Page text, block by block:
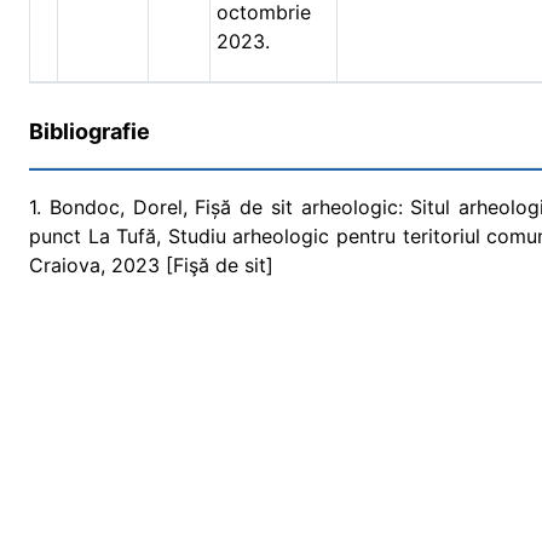
octombrie
2023.
Bibliografie
1. Bondoc, Dorel, Fișă de sit arheologic: Situl
punct La Tufă, Studiu arheologic pentru teritoriul
Craiova, 2023 [Fişă de sit]